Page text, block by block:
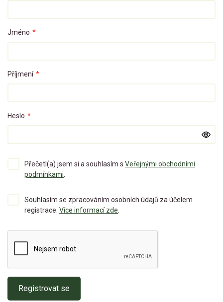
Jméno *
Příjmení *
Heslo *
Přečetl(a) jsem si a souhlasím s Veřejnými obchodními
podmínkami.
Souhlasím se zpracováním osobních údajů za účelem
registrace. Více informací zde.
Registrovat se